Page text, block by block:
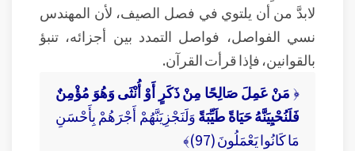
لابدَّ من أن يلتوي في فصل الصيف، لأن المهندس
نسي الفواصل، فواصل التمدد بين أجزائه، تنبؤ
بالقوانين، فإذا قرأت القرآن.
﴿مَنْ عَمِلَ صَالِحًا مِنْ ذَكَرٍ أَوْ أُنْثَى وَهُوَ مُؤْمِنٌ
فَلَنُحْيِيَنَّهُ حَيَاةً طَيِّبَةًوَلَنَجْزِيَنَّهُمْ أَجْرَهُمْ بِأَحْسَنِ
مَا كَانُوا يَعْمَلُونَ (97)﴾